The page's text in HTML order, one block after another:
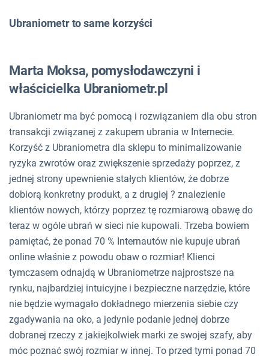
Ubraniometr to same korzyści
Marta Moksa, pomysłodawczyni i
właścicielka Ubraniometr.pl
Ubraniometr ma być pomocą i rozwiązaniem dla obu stron
transakcji związanej z zakupem ubrania w Internecie.
Korzyść z Ubraniometra dla sklepu to minimalizowanie
ryzyka zwrotów oraz zwiększenie sprzedaży poprzez, z
jednej strony upewnienie stałych klientów, że dobrze
dobiorą konkretny produkt, a z drugiej ? znalezienie
klientów nowych, którzy poprzez tę rozmiarową obawę do
teraz w ogóle ubrań w sieci nie kupowali. Trzeba bowiem
pamiętać, że ponad 70 % Internautów nie kupuje ubrań
online właśnie z powodu obaw o rozmiar! Klienci
tymczasem odnajdą w Ubraniometrze najprostsze na
rynku, najbardziej intuicyjne i bezpieczne narzędzie, które
nie będzie wymagało dokładnego mierzenia siebie czy
zgadywania na oko, a jedynie podanie jednej dobrze
dobranej rzeczy z jakiejkolwiek marki ze swojej szafy, aby
móc poznać swój rozmiar w innej. To przed tymi ponad 70